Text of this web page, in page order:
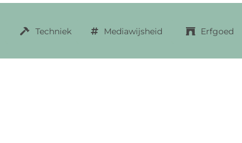
Techniek Mediawijsheid Erfgoed